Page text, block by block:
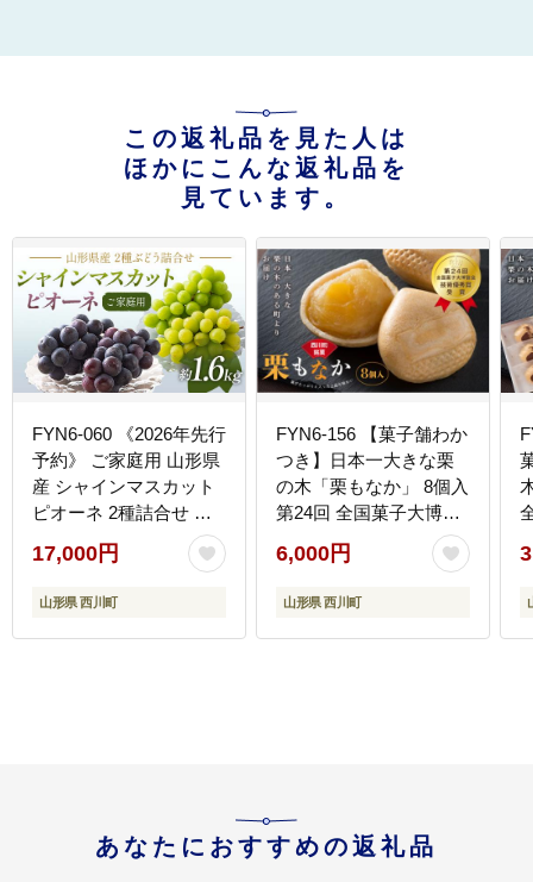
この返礼品を見た人は
ほかにこんな返礼品を
見ています。
FYN6-060 《2026年先行
予約》 ご家庭用 山形県
産 シャインマスカット
ピオーネ 2種詰合せ 約
1.6kg(2～4房) 2026年8
月下旬から順次発送 種
無し ぶどう 葡萄 ブドウ
果物 くだもの フルーツ
17,000円
山形県 西川町
FYN6-156 【菓子舗わか
つき】日本一大きな栗
の木「栗もなか」 8個入
第24回 全国菓子大博覧
会 技術優秀賞受賞 和菓
子 最中 山形県 西川町
6,000円
山形県 西川町
あなたにおすすめの返礼品